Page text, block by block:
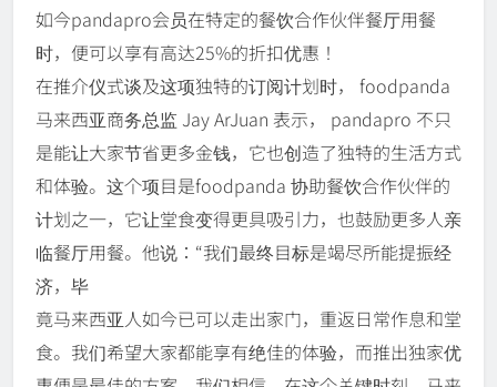
如今pandapro会员在特定的餐饮合作伙伴餐厅用餐
时，便可以享有高达25%的折扣优惠！
在推介仪式谈及这项独特的订阅计划时， foodpanda
马来西亚商务总监 Jay ArJuan 表示， pandapro 不只
是能让大家节省更多金钱，它也创造了独特的生活方式
和体验。这个项目是foodpanda 协助餐饮合作伙伴的
计划之一，它让堂食变得更具吸引力，也鼓励更多人亲
临餐厅用餐。他说：“我们最终目标是竭尽所能提振经
济，毕
竟马来西亚人如今已可以走出家门，重返日常作息和堂
食。我们希望大家都能享有绝佳的体验，而推出独家优